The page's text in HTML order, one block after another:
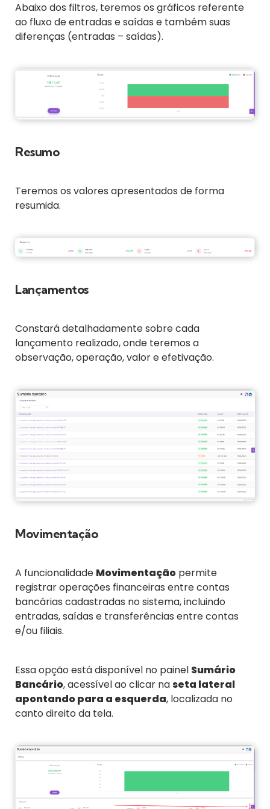
Abaixo dos filtros, teremos os gráficos referente
ao fluxo de entradas e saídas e também suas
diferenças (entradas – saídas).
Resumo
Teremos os valores apresentados de forma
resumida.
Lançamentos
Constará detalhadamente sobre cada
lançamento realizado, onde teremos a
observação, operação, valor e efetivação.
Movimentação
A funcionalidade Movimentação permite
registrar operações financeiras entre contas
bancárias cadastradas no sistema, incluindo
entradas, saídas e transferências entre contas
e/ou filiais.
Essa opção está disponível no painel Sumário
Bancário, acessível ao clicar naseta lateral
apontando para a esquerda, localizada no
canto direito da tela.